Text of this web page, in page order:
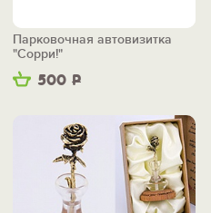
500 Р
Парковочная автовизитка
"Сорри!"